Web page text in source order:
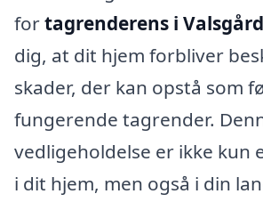
fortagrenderens i Valsgård
dig, at dit hjem forbliver
skader, der kan opstå som
fungerende tagrender.
vedligeholdelse er ikke kun
i dit hjem, men også i din